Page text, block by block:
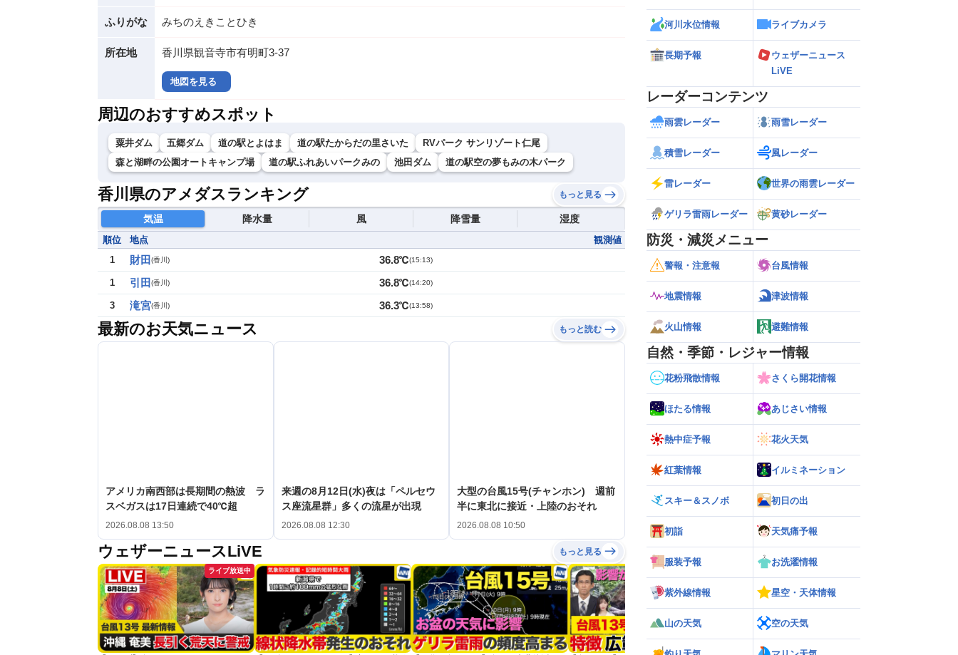
ふりがな みちのえきことひき
所在地 香川県観音寺市有明町3-37
地図を見る
周辺のおすすめスポット
粟井ダム 五郷ダム 道の駅とよはま 道の駅たからだの里さいた
RVパーク サンリゾート仁尾
森と湖畔の公園オートキャンプ場
道の駅ふれあいパークみの 池田ダム 道の駅空の夢もみの木パーク
香川県のアメダスランキング もっと見る
気温 降水量 風 降雪量 湿度
順位 地点
観測値
1
財田 (香川 ) 36.8℃(15:13)
1 引田 (香川 ) 36.8℃(14:20)
3 滝宮(香川 ) 36.3℃(13:58)
最新のお天気ニュース もっと読む
アメリカ南西部は長期間の熱波 ラ
スベガスは17日連続で40℃超
2026.08.08 13:50
来週の8月12日(水)夜は「ペルセウ
ス座流星群」多くの流星が出現
2026.08.08 12:30
大型の台風15号(チャンホン) 週前
半に東北に接近・上陸のおそれ
2026.08.08 10:50
ウェザーニュースLiVE もっと見る
ライブ放送中
河川水位情報 ライブカメラ
長期予報
ウェザーニュース
LiVE
レーダーコンテンツ
雨雲レーダー 雨雪レーダー
積雪レーダー 風レーダー
雷レーダー 世界の雨雲レーダー
ゲリラ雷雨レーダー 黄砂レーダー
防災・減災メニュー
警報・注意報 台風情報
地震情報 津波情報
火山情報 避難情報
自然・季節・レジャー情報
花粉飛散情報 さくら開花情報
ほたる情報 あじさい情報
熱中症予報 花火天気
紅葉情報 イルミネーション
スキー＆スノボ 初日の出
初詣 天気痛予報
服装予報 お洗濯情報
紫外線情報 星空・天体情報
山の天気 空の天気